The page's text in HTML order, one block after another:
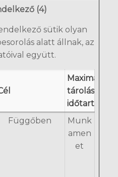
(4)
sütik olyan
alatt állnak, az
együtt.
Maximális
tárolási
időtartam
Függőben
Munk
amen
et